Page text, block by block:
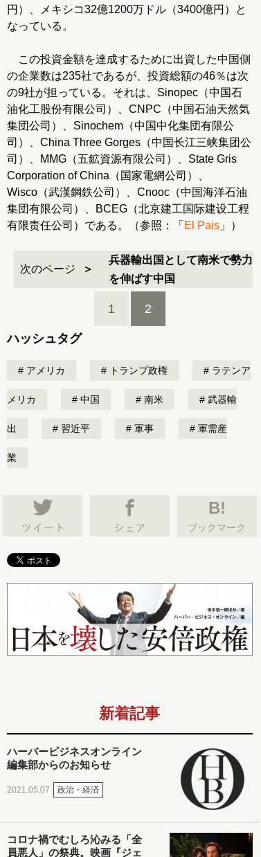
円）、メキシコ32億1200万ドル（3400億円）と
なっている。
この投資金額を達成するために出資した中国側
の企業数は235社であるが、投資総額の46％は次
の9社が担っている。それは、Sinopec（中国石
油化工股份有限公司）、CNPC（中国石油天然気
集団公司）、Sinochem（中国中化集団有限公
司）、China Three Gorges（中国长江三峡集团公
司）、MMG（五鉱資源有限公司）、State Gris
Corporation of China（国家電網公司）、
Wisco（武漢鋼鉄公司）、Cnooc（中国海洋石油
集団有限公司）、BCEG（北京建工国际建设工程
有限责任公司）である。（参照：「 El Pais 」）
次のページ
兵器輸出国として南米で勢力
を伸ばす中国
1 2
ハッシュタグ
アメリカ トランプ政権 ラテンア
メリカ 中国 南米 武器輸
出 習近平 軍事 軍需産
業
B!
ブックマーク
新着記事
ハーバービジネスオンライン
編集部からのお知らせ
2021.05.07 政治・経済
コロナ禍でむしろ沁みる「全
員悪人」の祭典。映画『ジェ